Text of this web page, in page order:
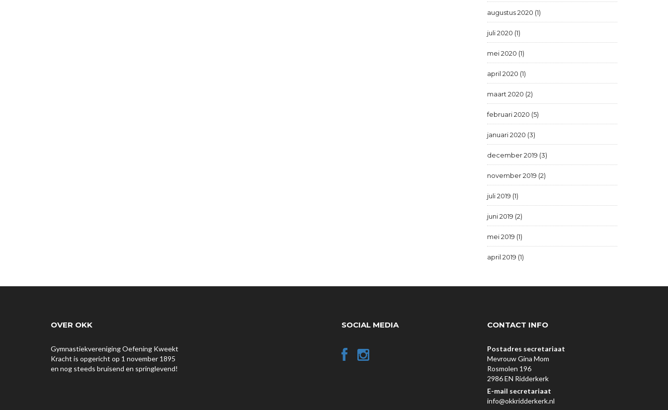
augustus 2020 (1)
juli 2020 (1)
mei 2020 (1)
april 2020 (1)
maart 2020 (2)
februari 2020 (5)
januari 2020 (3)
december 2019 (3)
november 2019 (2)
juli 2019 (1)
juni 2019 (2)
mei 2019 (1)
april 2019 (1)
OVER OKK
Gymnastiekvereniging Oefening Kweekt
Kracht is opgericht op 1 november 1895
en nog steeds bruisend en springlevend!
SOCIAL MEDIA CONTACT INFO
Postadres secretariaat
Mevrouw Gina Mom
Rosmolen 196
2986 EN Ridderkerk
E-mail secretariaat
info@okkridderkerk.nl